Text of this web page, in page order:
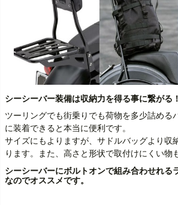
シーシーバー装備は収納力を得る事に繋がる！
ツーリングでも街乗りでも荷物を多少詰める
に装着できると本当に便利です。
サイズにもよりますが、サドルバッグより収
ります。また、高さと形状で取付けにくい物
シーシーバーにボルトオンで組み合わせれる
なのでオススメです。